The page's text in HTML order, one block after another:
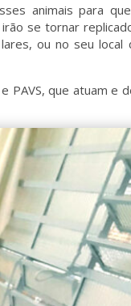
animais para
se tornar
ou no seu local
PAVS, que atuam e